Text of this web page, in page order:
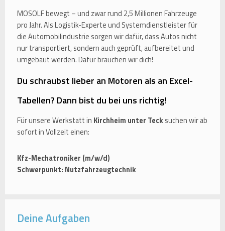
MOSOLF bewegt – und zwar rund 2,5 Millionen Fahrzeuge
pro Jahr. Als Logistik-Experte und Systemdienstleister für
die Automobilindustrie sorgen wir dafür, dass Autos nicht
nur transportiert, sondern auch geprüft, aufbereitet und
umgebaut werden. Dafür brauchen wir dich!
Du schraubst lieber an Motoren als an Excel-
Tabellen? Dann bist du bei uns richtig!
Für unsere Werkstatt in Kirchheim unter Tecksuchen wir ab
sofort in Vollzeit einen:
Kfz-Mechatroniker (m/w/d)
Schwerpunkt: Nutzfahrzeugtechnik
Deine Aufgaben